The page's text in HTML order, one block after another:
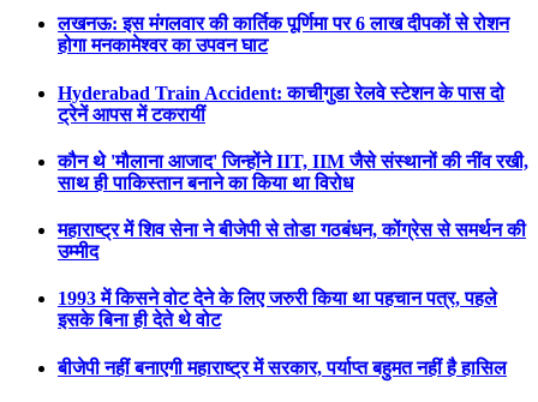
लखनऊ: इस मंगलवार की कार्तिक पूर्णिमा पर 6 लाख दीपकों से रोशन
होगा मनकामेश्वर का उपवन घाट
Hyderabad Train Accident: काचीगुडा रेलवे स्टेशन के पास दो
ट्रेनें आपस में टकरायीं
कौन थे 'मौलाना आजाद' जिन्होंने IIT, IIM जैसे संस्थानों की नींव रखी,
साथ ही पाकिस्तान बनाने का किया था विरोध
महाराष्ट्र में शिव सेना ने बीजेपी से तोडा गठबंधन, कोंग्रेस से समर्थन की
उम्मीद
1993 में किसने वोट देने के लिए जरुरी किया था पहचान पत्र, पहले
इसके बिना ही देते थे वोट
बीजेपी नहीं बनाएगी महाराष्ट्र में सरकार, पर्याप्त बहुमत नहीं है हासिल